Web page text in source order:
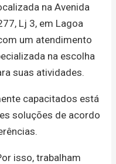
na Avenida
Lj 3, em Lagoa
um atendimento
na escolha
suas atividades.
capacitados está
soluções de acordo
isso, trabalham